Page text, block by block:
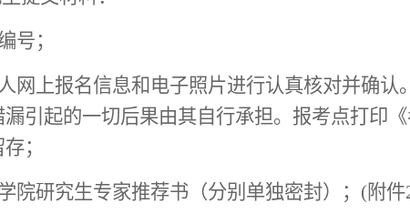
号；
网上报名信息和电子照片进行认真核对并确
引起的一切后果由其自行承担。报考点打印
；
院研究生专家推荐书 （分别单独密封）； (附件